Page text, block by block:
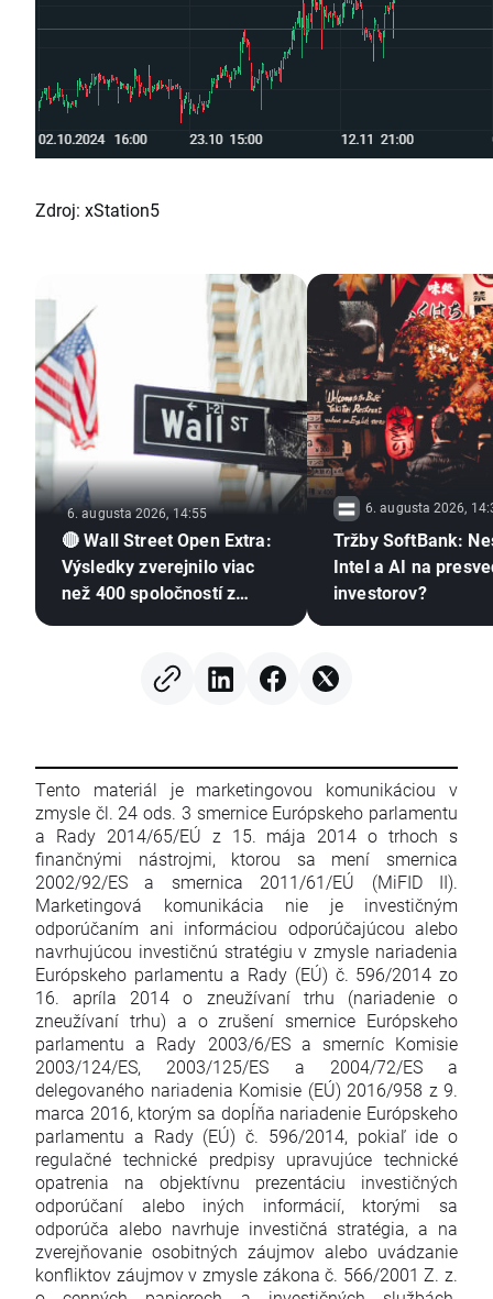
Zdroj: xStation5
6. augusta 2026, 14:55
🔴 Wall Street Open Extra:
Výsledky zverejnilo viac
než 400 spoločností z
zameranie na kryptomeny
6. augusta 2026,
Tržby SoftBank:
Intel a AI na
investorov?
Tento materiál je marketingovou komunikáciou v
zmysle čl. 24 ods. 3 smernice Európskeho parlamentu
a Rady 2014/65/EÚ z 15. mája 2014 o trhoch s
finančnými nástrojmi, ktorou sa mení smernica
2002/92/ES a smernica 2011/61/EÚ (MiFID II).
Marketingová komunikácia nie je investičným
odporúčaním ani informáciou odporúčajúcou alebo
navrhujúcou investičnú stratégiu v zmysle nariadenia
Európskeho parlamentu a Rady (EÚ) č. 596/2014 zo
16. apríla 2014 o zneužívaní trhu (nariadenie o
zneužívaní trhu) a o zrušení smernice Európskeho
parlamentu a Rady 2003/6/ES a smerníc Komisie
2003/124/ES, 2003/125/ES a 2004/72/ES a
delegovaného nariadenia Komisie (EÚ) 2016/958 z 9.
marca 2016, ktorým sa dopĺňa nariadenie Európskeho
parlamentu a Rady (EÚ) č. 596/2014, pokiaľ ide o
regulačné technické predpisy upravujúce technické
opatrenia na objektívnu prezentáciu investičných
odporúčaní alebo iných informácií, ktorými sa
odporúča alebo navrhuje investičná stratégia, a na
zverejňovanie osobitných záujmov alebo uvádzanie
konfliktov záujmov v zmysle zákona č. 566/2001 Z. z.